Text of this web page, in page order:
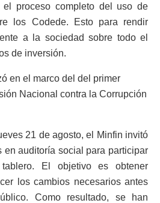
el proceso completo del uso de
los Codede. Esto para rendir
a la sociedad sobre todo el
de inversión.
en el marco del del primer
Nacional contra la Corrupción
21 de agosto, el Minfin invitó
en auditoría social para participar
El objetivo es obtener
los cambios necesarios antes
Como resultado, se han